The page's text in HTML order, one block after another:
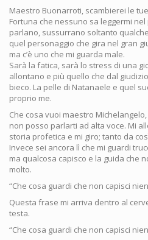
Maestro Buonarroti, scambierei le
Fortuna che nessuno sa leggermi
parlano, sussurrano soltanto
quel personaggio che gira nel gran
ma c’è uno che mi guarda male.
Sarà la fatica, sarà lo stress di una
allontano e più quello che dal
bieco. La pelle di Natanaele e quel
proprio me.
Che cosa vuoi maestro
non posso parlarti ad alta voce. Mi
storia profetica e mi giro; tanto da
Invece sei ancora lì che mi guardi
ma qualcosa capisco e la guida che
molto.
“Che cosa guardi che non capisci
Questa frase mi arriva dentro al
testa.
“Che cosa guardi che non capisci